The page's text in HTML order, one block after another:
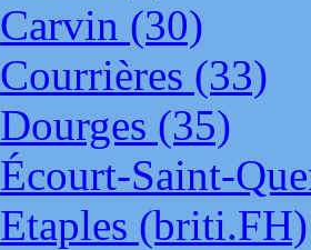
Carvin (30)
Courrières (33)
Dourges (35)
Écourt-Saint-
Etaples (briti.FH)